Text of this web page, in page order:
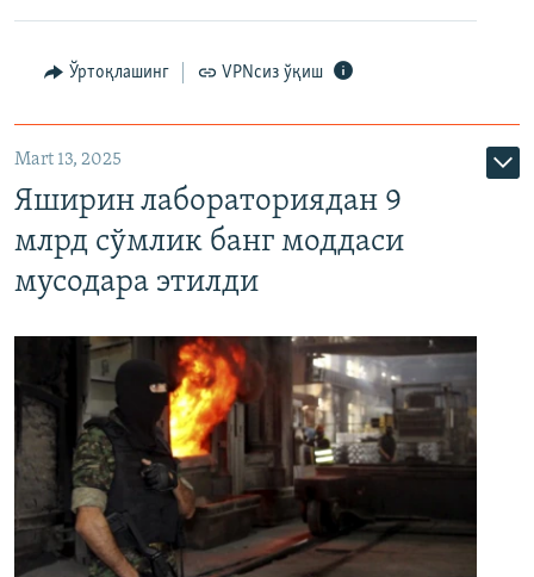
Ўртоқлашинг VPNсиз ўқиш
Mart 13, 2025
Яширин лабораториядан 9
млрд сўмлик банг моддаси
мусодара этилди